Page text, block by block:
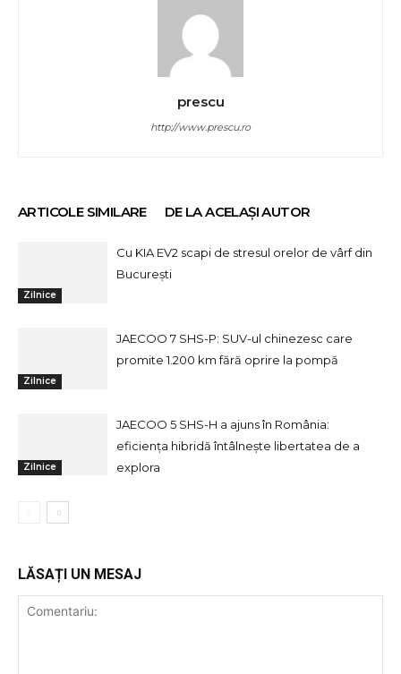
prescu
http://www.prescu.ro
ARTICOLE SIMILARE DE LA ACELAȘI AUTOR
Zilnice
Cu KIA EV2 scapi de stresul orelor de vârf din
București
Zilnice
JAECOO 7 SHS-P: SUV-ul chinezesc care
promite 1.200 km fără oprire la pompă
Zilnice
JAECOO 5 SHS-H a ajuns în România:
eficiența hibridă întâlnește libertatea de a
explora
LĂSAȚI UN MESAJ